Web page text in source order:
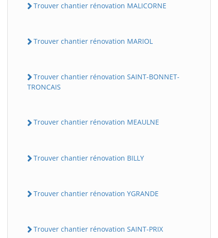
Trouver chantier rénovation MALICORNE
Trouver chantier rénovation MARIOL
Trouver chantier rénovation SAINT-BONNET-
TRONCAIS
Trouver chantier rénovation MEAULNE
Trouver chantier rénovation BILLY
Trouver chantier rénovation YGRANDE
Trouver chantier rénovation SAINT-PRIX